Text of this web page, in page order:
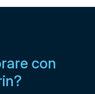
con